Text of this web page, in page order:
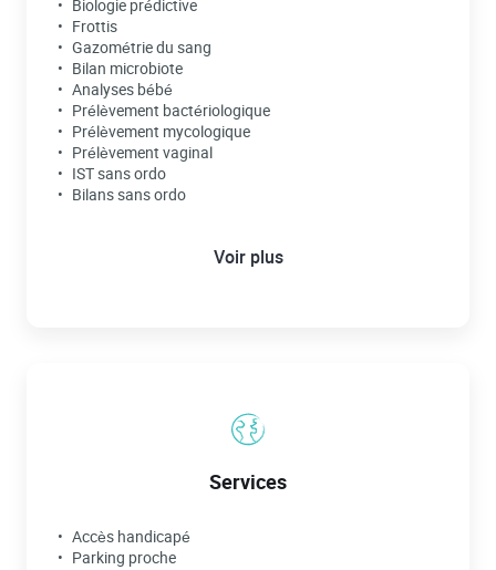
Biologie prédictive
Frottis
Gazométrie du sang
Bilan microbiote
Analyses bébé
Prélèvement bactériologique
Prélèvement mycologique
Prélèvement vaginal
IST sans ordo
Bilans sans ordo
Voir plus
Services
Accès handicapé
Parking proche